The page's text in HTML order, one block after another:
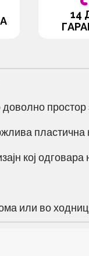
14
простор
пластична
кој одговара
или во